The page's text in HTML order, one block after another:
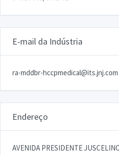
E-mail da Indústria
ra-mddbr-hccpmedical@its.jnj.com
Endereço
AVENIDA PRESIDENTE